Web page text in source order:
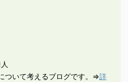
ついて考えるブログです。⇒詳